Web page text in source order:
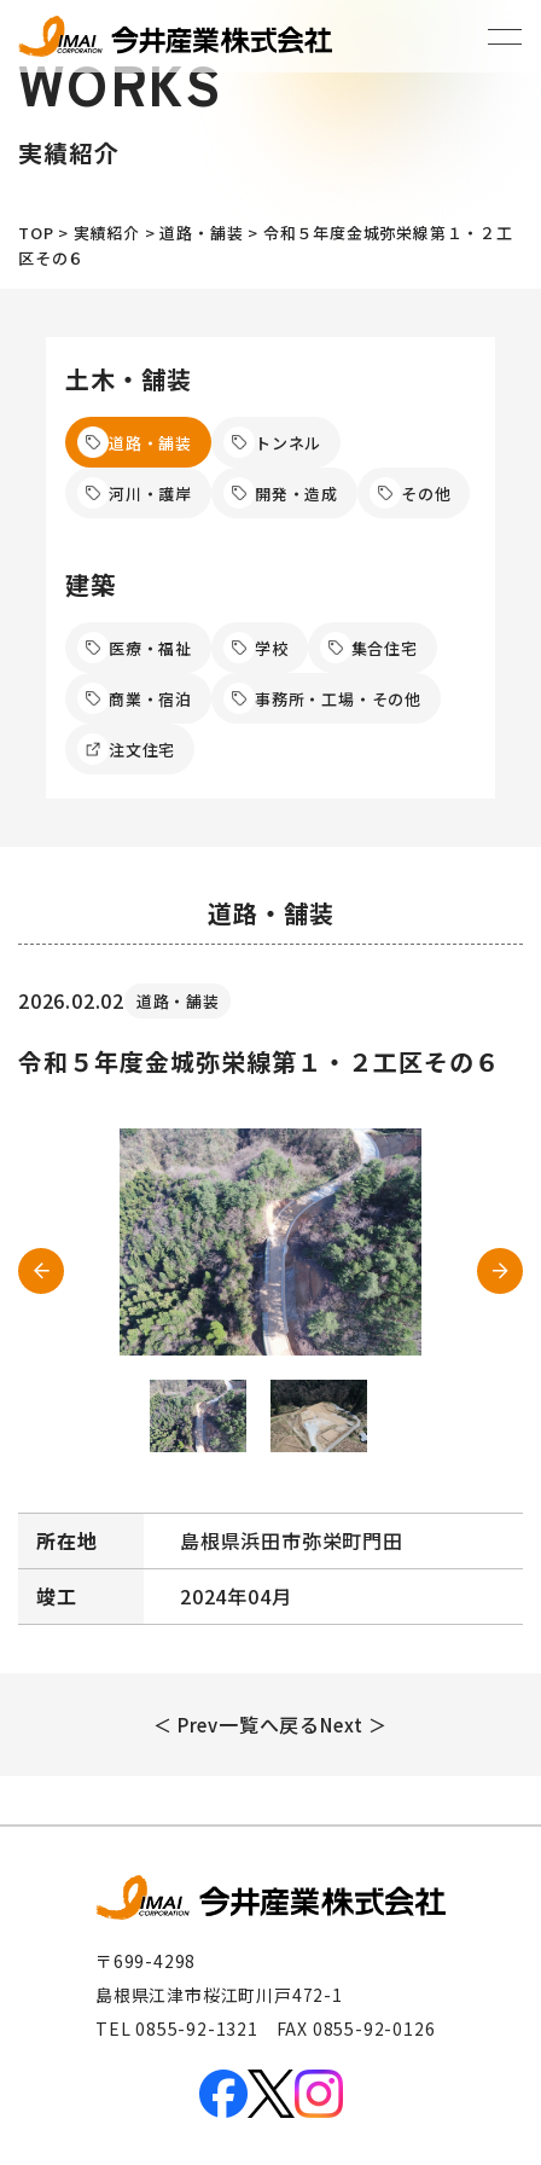
WORKS
実績紹介
TOP > 実績紹介 >道路・舗装 > 令和５年度金城弥栄線第１・２工
区その６
土木・舗装
道路・舗装 トンネル
河川・護岸 開発・造成 その他
建築
医療・福祉 学校 集合住宅
商業・宿泊 事務所・工場・その他
注文住宅
道路・舗装
2026.02.02 道路・舗装
令和５年度金城弥栄線第１・２工区その６
所在地
島根県浜田市弥栄町門田
竣工
2024年04月
＜ Prev一覧へ戻るNext ＞
〒699-4298
島根県江津市桜江町川戸472-1
TEL 0855-92-1321 FAX 0855-92-0126